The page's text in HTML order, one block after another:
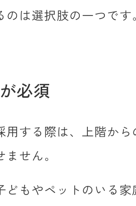
のは選択肢の一つです
必須
用する際は、上階か
せん。
どもやペットのいる